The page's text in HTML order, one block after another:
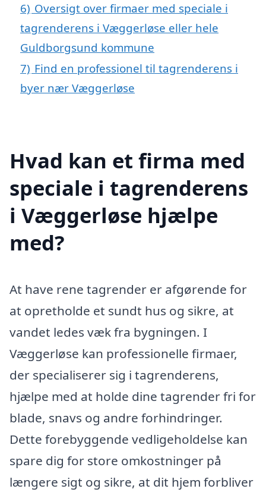
6) Oversigt over firmaer med speciale i
tagrenderens i Væggerløse eller hele
Guldborgsund kommune
7) Find en professionel til tagrenderens i
byer nær Væggerløse
Hvad kan et firma med
speciale i tagrenderens
i Væggerløse hjælpe
med?
At have rene tagrender er afgørende for
at opretholde et sundt hus og sikre, at
vandet ledes væk fra bygningen. I
Væggerløse kan professionelle firmaer,
der specialiserer sig i tagrenderens,
hjælpe med at holde dine tagrender fri for
blade, snavs og andre forhindringer.
Dette forebyggende vedligeholdelse kan
spare dig for store omkostninger på
længere sigt og sikre, at dit hjem forbliver